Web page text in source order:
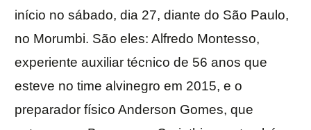
início no sábado, dia 27, diante do São Paulo,
no Morumbi. São eles: Alfredo Montesso,
experiente auxiliar técnico de 56 anos que
esteve no time alvinegro em 2015, e o
preparador físico Anderson Gomes, que